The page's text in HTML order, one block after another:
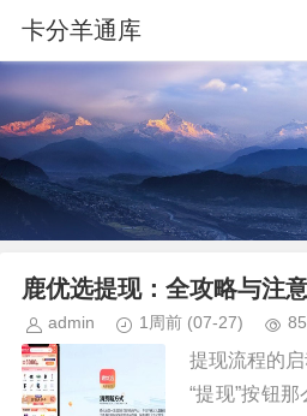
卡分羊通库
鹿优选提现：全攻略与注
admin 1周前 (07-27) 85
提现流程的
“提现”按钮